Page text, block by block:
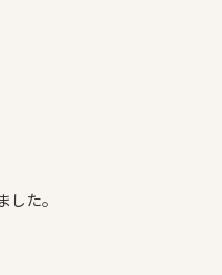
した。